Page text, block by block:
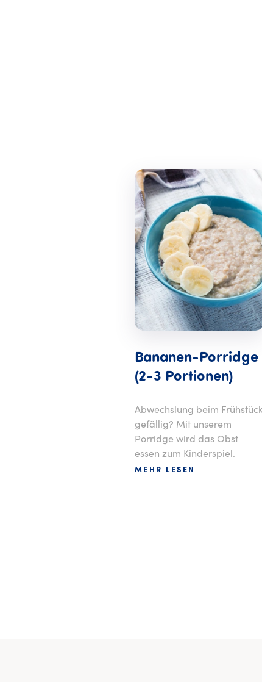
Bananen-Porridge
(2-3 Portionen)
Abwechslung beim
gefällig? Mit unserem
Porridge wird das Obst
essen zum Kinderspiel.
MEHR LESEN